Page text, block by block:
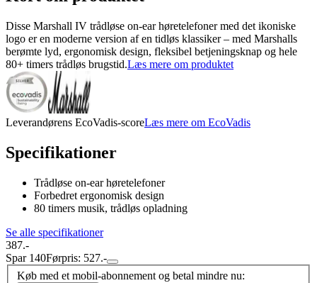
Disse Marshall IV trådløse on-ear høretelefoner med det ikoniske
logo er en moderne version af en tidløs klassiker – med Marshalls
berømte lyd, ergonomisk design, fleksibel betjeningsknap og hele
80+ timers trådløs brugstid.Læs mere om produktet
Leverandørens EcoVadis-scoreLæs mere om EcoVadis
Specifikationer
Trådløse on-ear høretelefoner
Forbedret ergonomisk design
80 timers musik, trådløs opladning
Se alle specifikationer
387.-
Spar 140Førpris: 527.-
Køb med et mobil-abonnement og betal mindre nu: